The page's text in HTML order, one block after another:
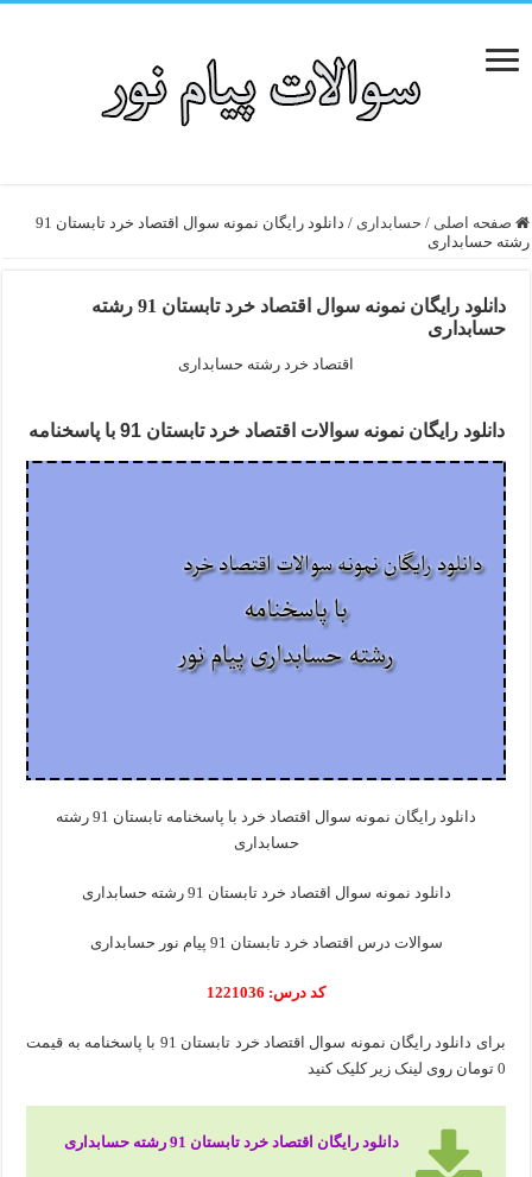
صفحه اصلی / حسابداری /
دانلود رایگان نمونه سوال اقتصاد خرد تابستان 91
رشته حسابداری
دانلود رایگان نمونه سوال اقتصاد خرد تابستان 91 رشته
حسابداری
اقتصاد خرد رشته حسابداری
دانلود رایگان نمونه سوالات اقتصاد خرد تابستان 91 با پاسخنامه
دانلود رایگان نمونه سوال اقتصاد خرد با پاسخنامه تابستان 91 رشته
حسابداری
دانلود نمونه سوال اقتصاد خرد تابستان 91 رشته حسابداری
سوالات درس اقتصاد خرد تابستان 91 پیام نور حسابداری
کد درس: 1221036
برای دانلود رایگان نمونه سوال اقتصاد خرد تابستان 91 با پاسخنامه به قیمت
0 تومان روی لینک زیر کلیک کنید
دانلود رایگان اقتصاد خرد تابستان 91 رشته حسابداری